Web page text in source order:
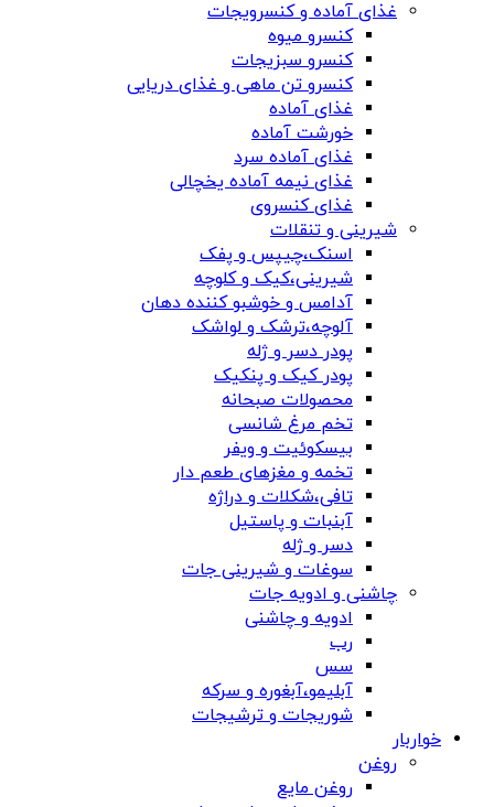
غذای آماده و کنسرویجات
کنسرو میوه
کنسرو سبزیجات
کنسرو تن ماهی و غذای دریایی
غذای آماده
خورشت آماده
غذای آماده سرد
غذای نیمه آماده یخچالی
غذای کنسروی
شیرینی و تنقلات
اسنک،چیپس و پفک
شیرینی،کیک و کلوچه
آدامس و خوشبو کننده دهان
آلوچه،ترشک و لواشک
پودر دسر و ژله
پودر کیک و پنکیک
محصولات صبحانه
تخم مرغ شانسی
بیسکوئیت و ویفر
تخمه و مغزهای طعم دار
تافی،شکلات و دراژه
آبنبات و پاستیل
دسر و ژله
سوغات و شیرینی جات
چاشنی و ادویه جات
ادویه و چاشنی
رب
سس
آبلیمو،آبغوره و سرکه
شوریجات و ترشیجات
خواربار
روغن
روغن مایع